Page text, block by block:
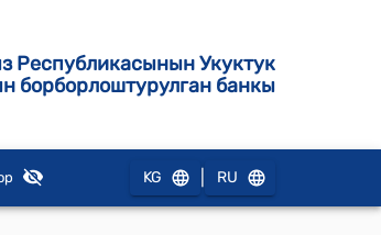
Республикасынын Укуктук
борборлоштурулган банкы
KG RU